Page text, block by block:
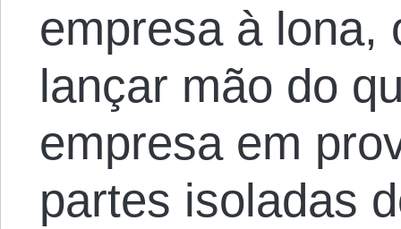
empresa à lona,
lançar mão do
empresa em
partes isoladas